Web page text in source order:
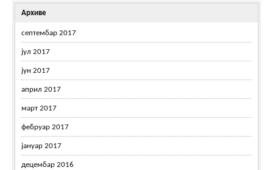
Архиве
септембар 2017
јул 2017
јун 2017
април 2017
март 2017
фебруар 2017
јануар 2017
децембар 2016